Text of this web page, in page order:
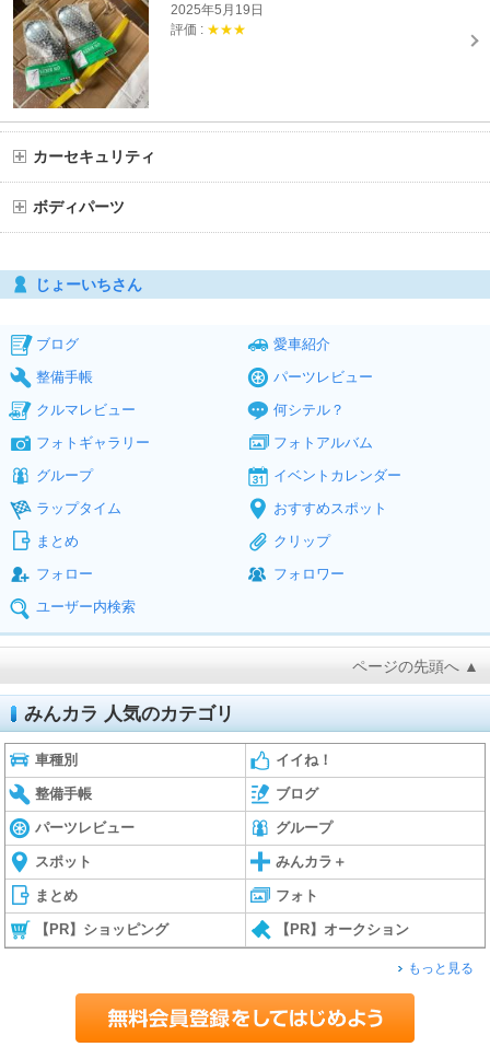
2025年5月19日
評価 : ★★★
カーセキュリティ
ボディパーツ
じょーいちさん
ブログ
愛車紹介
整備手帳
パーツレビュー
クルマレビュー
何シテル？
フォトギャラリー
フォトアルバム
グループ
イベントカレンダー
ラップタイム
おすすめスポット
まとめ
クリップ
フォロー
フォロワー
ユーザー内検索
ページの先頭へ ▲
みんカラ 人気のカテゴリ
車種別 イイね！
整備手帳 ブログ
パーツレビュー グループ
スポット みんカラ＋
まとめ フォト
【PR】ショッピング 【PR】オークション
もっと見る